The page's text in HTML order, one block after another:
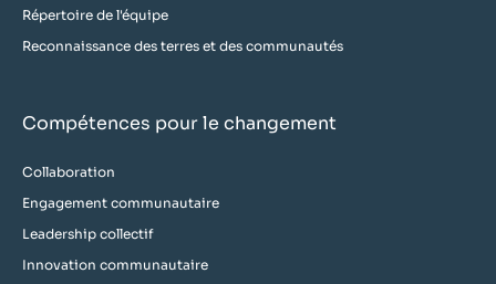
Répertoire de l'équipe
Reconnaissance des terres et des communautés
Compétences pour le changement
Collaboration
Engagement communautaire
Leadership collectif
Innovation communautaire